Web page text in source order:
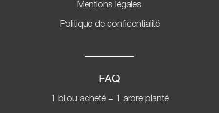
Mentions légales
Politique de confidentialité
FAQ
1 bijou acheté = 1 arbre planté